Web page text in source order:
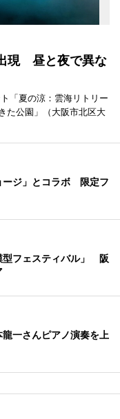
現 昼と夜で異な
「夏の涼：雲海リトリー
た公園」（大阪市北区大
ージ」とコラボ 限定フ
型フェスティバル」 阪
一さんピアノ演奏を上